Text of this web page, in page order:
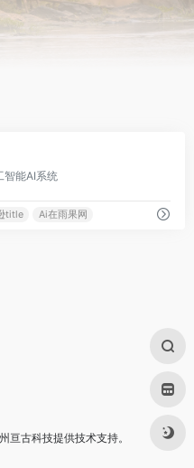
智能AI系统
title Ai在雨果网
亘古科技提供技术支持。